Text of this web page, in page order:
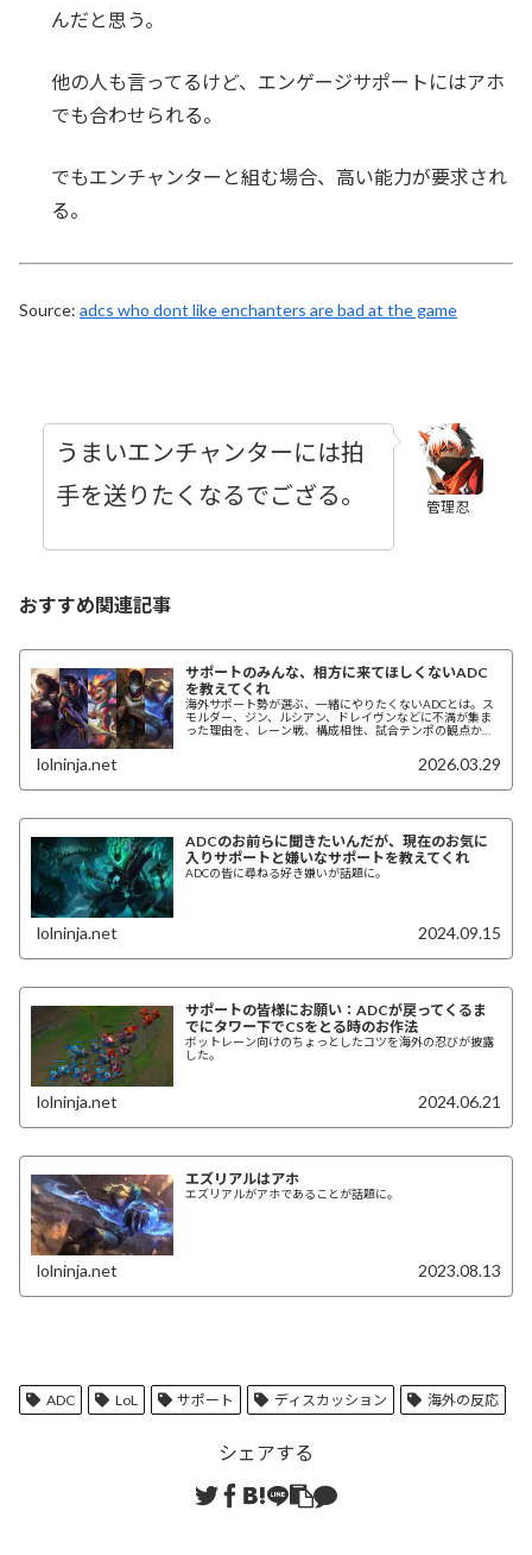
んだと思う。
他の人も言ってるけど、エンゲージサポートにはアホ
でも合わせられる。
でもエンチャンターと組む場合、高い能力が要求され
る。
Source: adcs who dont like enchanters are bad at the game
管理忍
うまいエンチャンターには拍
手を送りたくなるでござる。
おすすめ関連記事
サポートのみんな、相方に来てほしくないADC
を教えてくれ
海外サポート勢が選ぶ、一緒にやりたくないADCとは。ス
モルダー、ジン、ルシアン、ドレイヴンなどに不満が集ま
った理由を、レーン戦、構成相性、試合テンポの観点から
lolninja.net 2026.03.29
ADCのお前らに聞きたいんだが、現在のお気に
入りサポートと嫌いなサポートを教えてくれ
ADCの皆に尋ねる好き嫌いが話題に。
lolninja.net 2024.09.15
サポートの皆様にお願い：ADCが戻ってくるま
でにタワー下でCSをとる時のお作法
ボットレーン向けのちょっとしたコツを海外の忍びが披露
した。
lolninja.net 2024.06.21
エズリアルはアホ
エズリアルがアホであることが話題に。
lolninja.net 2023.08.13
ADC LoL サポート ディスカッション 海外の反応
シェアする